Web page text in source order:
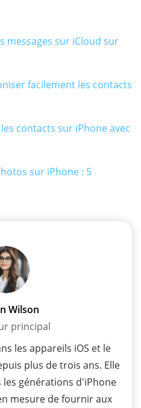
messages sur iCloud sur
facilement les contacts
contacts sur iPhone avec
sur iPhone : 5
Wilson
principal
les appareils iOS et le
plus de trois ans. Elle
générations d'iPhone
mesure de fournir aux